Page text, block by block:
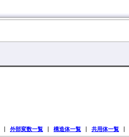
外部変数一覧 構造体一覧 共用体一覧